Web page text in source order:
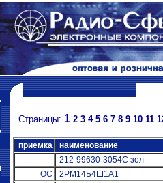
Страницы: 1 2 3 4 5 6 7 8 9 10 11
приемка
наименование
212-99630-3054С зол
ОС
2РМ14Б4Ш1А1